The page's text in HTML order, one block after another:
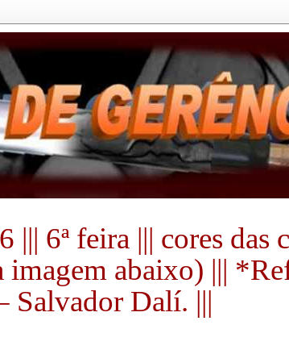
||| 6ª feira ||| cores
abaixo) |||
Salvador Dalí. |||